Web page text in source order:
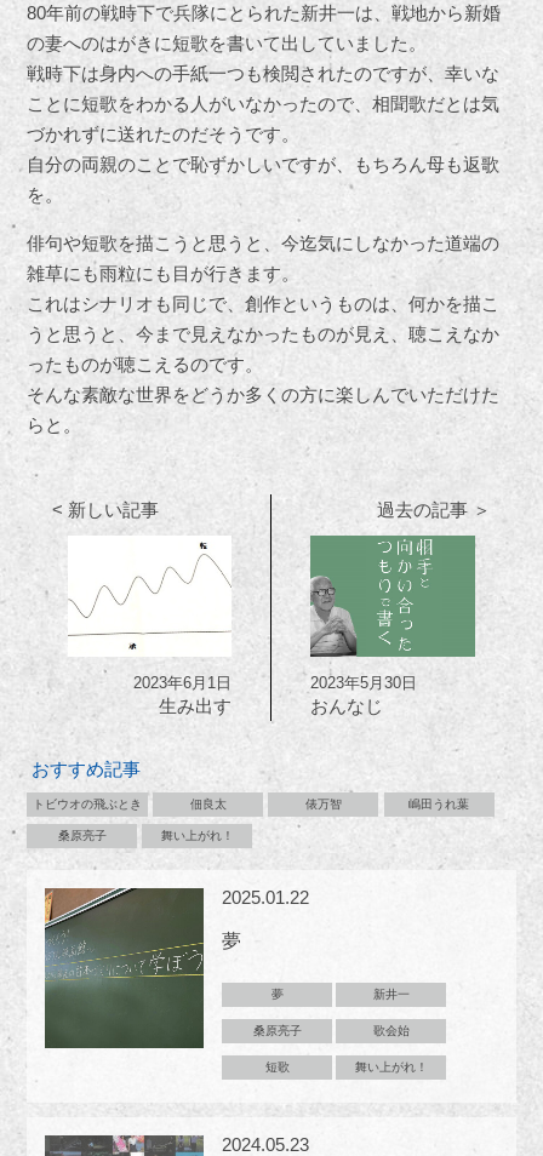
80年前の戦時下で兵隊にとられた新井一は、戦地から新婚
の妻へのはがきに短歌を書いて出していました。
戦時下は身内への手紙一つも検閲されたのですが、幸いな
ことに短歌をわかる人がいなかったので、相聞歌だとは気
づかれずに送れたのだそうです。
自分の両親のことで恥ずかしいですが、もちろん母も返歌
を。
俳句や短歌を描こうと思うと、今迄気にしなかった道端の
雑草にも雨粒にも目が行きます。
これはシナリオも同じで、創作というものは、何かを描こ
うと思うと、今まで見えなかったものが見え、聴こえなか
ったものが聴こえるのです。
そんな素敵な世界をどうか多くの方に楽しんでいただけた
らと。
< 新しい記事
2023年6月1日
生み出す
過去の記事 ＞
2023年5月30日
おんなじ
おすすめ記事
トビウオの飛ぶとき 佃良太 俵万智 嶋田うれ葉
桑原亮子 舞い上がれ！
2025.01.22
夢
夢 新井一
桑原亮子 歌会始
短歌 舞い上がれ！
2024.05.23